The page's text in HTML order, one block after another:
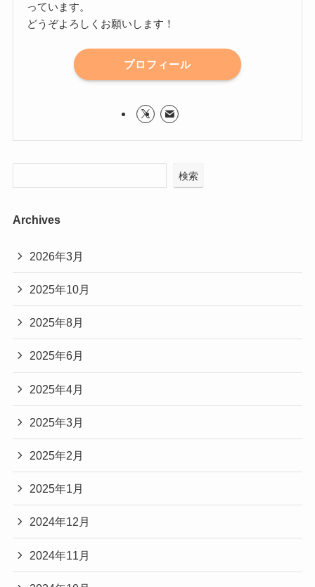
っています。
どうぞよろしくお願いします！
プロフィール
検索
Archives
2026年3月
2025年10月
2025年8月
2025年6月
2025年4月
2025年3月
2025年2月
2025年1月
2024年12月
2024年11月